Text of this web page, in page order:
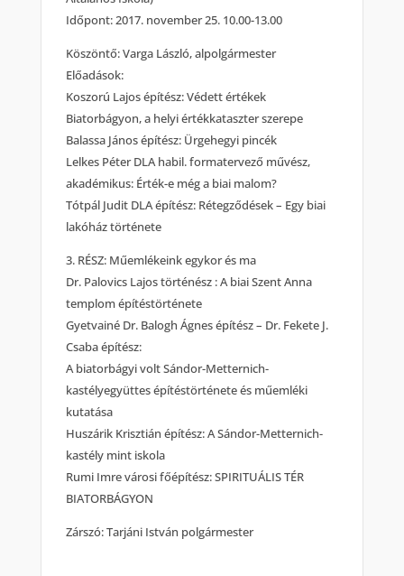
Időpont: 2017. november 25. 10.00-13.00
Köszöntő: Varga László, alpolgármester
Előadások:
Koszorú Lajos építész: Védett értékek
Biatorbágyon, a helyi értékkataszter szerepe
Balassa János építész: Ürgehegyi pincék
Lelkes Péter DLA habil. formatervező művész,
akadémikus: Érték-e még a biai malom?
Tótpál Judit DLA építész: Rétegződések – Egy biai
lakóház története
3. RÉSZ: Műemlékeink egykor és ma
Dr. Palovics Lajos történész : A biai Szent Anna
templom építéstörténete
Gyetvainé Dr. Balogh Ágnes építész – Dr. Fekete J.
Csaba építész:
A biatorbágyi volt Sándor-Metternich-
kastélyegyüttes építéstörténete és műemléki
kutatása
Huszárik Krisztián építész: A Sándor-Metternich-
kastély mint iskola
Rumi Imre városi főépítész: SPIRITUÁLIS TÉR
BIATORBÁGYON
Zárszó: Tarjáni István polgármester